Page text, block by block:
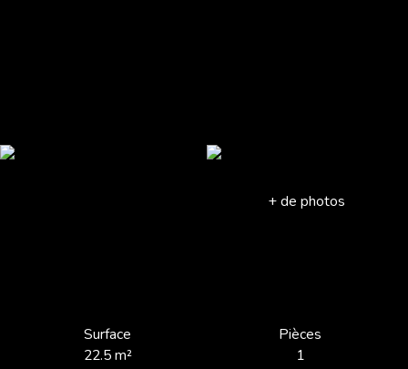
+ de photos
Surface
22.5m²
Pièces
1